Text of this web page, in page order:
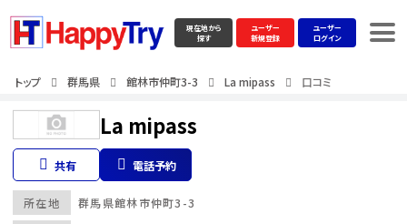
現在地から
探す
ユーザー
新規登録
ユーザー
ログイン
トップ 群馬県 館林市仲町3-3 La mipass 口コミ
La mipass
共有 電話予約
所在地 群馬県館林市仲町3-3